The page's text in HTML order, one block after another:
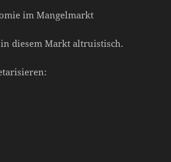
im Mangelmarkt
diesem Markt altruistisch.